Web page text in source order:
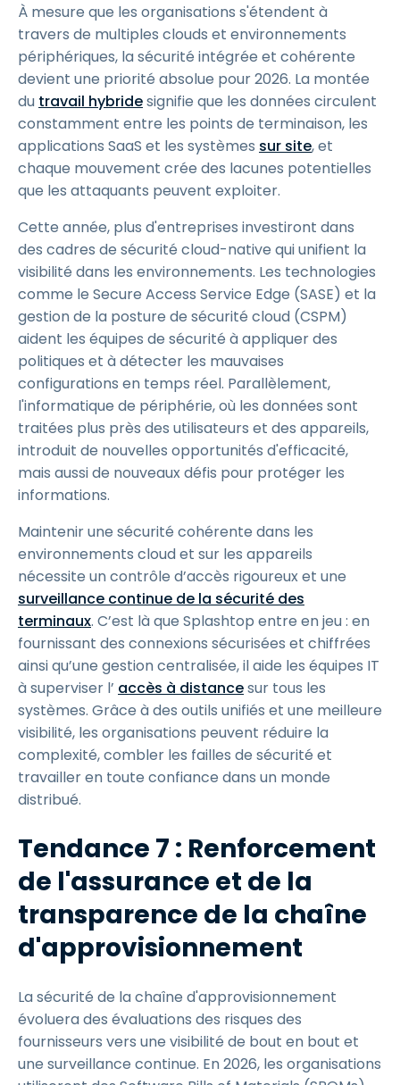
À mesure que les organisations s'étendent à
travers de multiples clouds et environnements
périphériques, la sécurité intégrée et cohérente
devient une priorité absolue pour 2026. La montée
du travail hybridesignifie que les données circulent
constamment entre les points de terminaison, les
applications SaaS et les systèmes sur site, et
chaque mouvement crée des lacunes potentielles
que les attaquants peuvent exploiter.
Cette année, plus d'entreprises investiront dans
des cadres de sécurité cloud-native qui unifient la
visibilité dans les environnements. Les technologies
comme le Secure Access Service Edge (SASE) et la
gestion de la posture de sécurité cloud (CSPM)
aident les équipes de sécurité à appliquer des
politiques et à détecter les mauvaises
configurations en temps réel. Parallèlement,
l'informatique de périphérie, où les données sont
traitées plus près des utilisateurs et des appareils,
introduit de nouvelles opportunités d'efficacité,
mais aussi de nouveaux défis pour protéger les
informations.
Maintenir une sécurité cohérente dans les
environnements cloud et sur les appareils
nécessite un contrôle d’accès rigoureux et une
surveillance continue de la sécurité des
terminaux. C’est là que Splashtop entre en jeu : en
fournissant des connexions sécurisées et chiffrées
ainsi qu’une gestion centralisée, il aide les équipes IT
à superviser l’ accès à distancesur tous les
systèmes. Grâce à des outils unifiés et une meilleure
visibilité, les organisations peuvent réduire la
complexité, combler les failles de sécurité et
travailler en toute confiance dans un monde
distribué.
Tendance 7 : Renforcement
de l'assurance et de la
transparence de la chaîne
d'approvisionnement
La sécurité de la chaîne d'approvisionnement
évoluera des évaluations des risques des
fournisseurs vers une visibilité de bout en bout et
une surveillance continue. En 2026, les organisations